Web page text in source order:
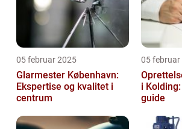
05 februar 2025
Glarmester København:
Ekspertise og kvalitet i
centrum
05 februar
i
guide